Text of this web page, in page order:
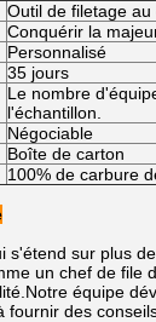
Outil de filetage au
Conquérir la
Personnalisé
35 jours
Le nombre
l'échantillon.
Négociable
Boîte de carton
100% de carbure
s'étend sur plus
un chef de file
équipe
fournir des